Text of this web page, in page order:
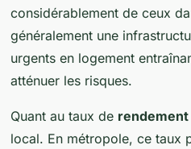
considérablement de ceux
généralement une
urgents en logement
atténuer les risques.
Quant au taux de
local. En métropole, ce taux